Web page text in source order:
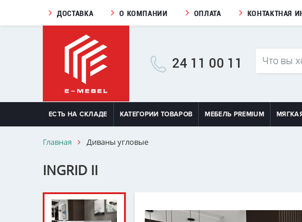
ДОСТАВКА О КОМПАНИИ ОПЛАТА КОНТАКТНАЯ
24 11 00 11
ЕСТЬ НА СКЛАДЕ КАТЕГОРИИ ТОВАРОВ МЕБЕЛЬ PREMIUM
Главная Диваны угловые
INGRID II